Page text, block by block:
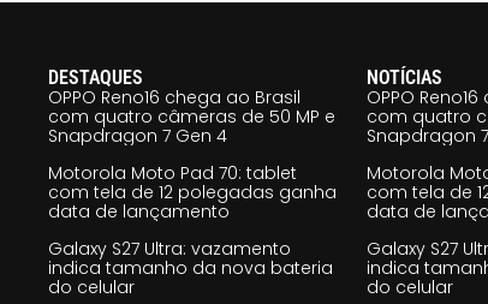
DESTAQUES
OPPO Reno16 chega ao Brasil
com quatro câmeras de 50 MP e
Snapdragon 7 Gen 4
Motorola Moto Pad 70: tablet
com tela de 12 polegadas ganha
data de lançamento
Galaxy S27 Ultra: vazamento
indica tamanho da nova bateria
do celular
NOTÍCIAS
OPPO
com quatro
Snapdragon
Motorola
com tela de
data de
Galaxy S27
indica
do celular